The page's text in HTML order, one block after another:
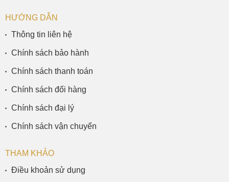
HƯỚNG DẪN
Thông tin liên hệ
Chính sách bảo hành
Chính sách thanh toán
Chính sách đổi hàng
Chính sách đại lý
Chính sách vận chuyển
THAM KHẢO
Điều khoản sử dụng